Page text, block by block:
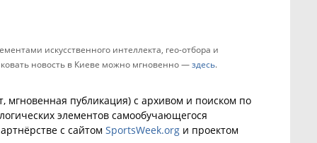
искусственного интеллекта, гео-отбора и
новость в Киеве можно мгновенно —здесь.
публикация) с архивом и поиском по
элементов самообучающегося
с сайтом SportsWeek.org и проектом